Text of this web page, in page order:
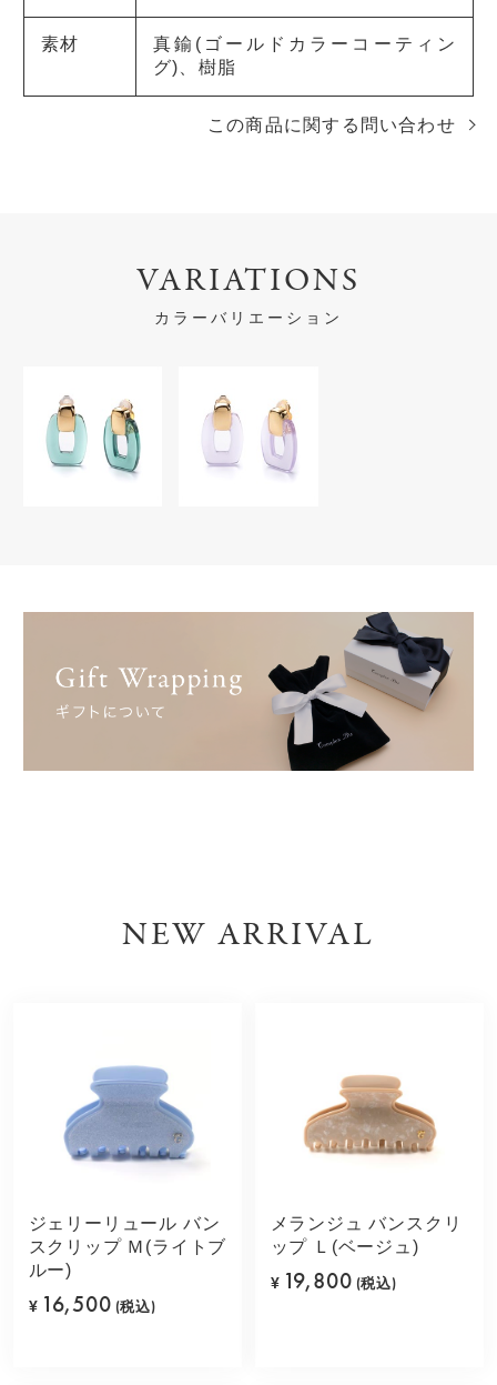
素材
真鍮(ゴールドカラーコーティン
グ)、樹脂
この商品に関する問い合わせ
VARIATIONS
カラーバリエーション
NEW ARRIVAL
ジェリーリュール バン
スクリップ Ｍ(ライトブ
ルー)
¥ 16,500 (税込)
メランジュ バンスクリ
ップ Ｌ(ベージュ)
¥ 19,800 (税込)